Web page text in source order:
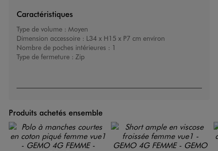
Caractéristiques
Type de volume : Moyen
Dimension accessoire : L34 x H15 x P7 cm environ
Nombre de poches intérieures : 1
Type de fermeture : Zip
Produits achetés ensemble